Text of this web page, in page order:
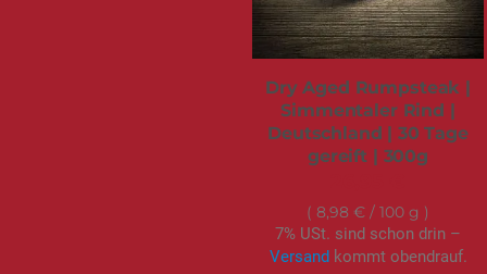
Dry Aged Rumpsteak |
Simmentaler Rind |
Deutschland | 30 Tage
gereift | 300g
8,98 € / 100 g
7% USt. sind schon drin –
Versand kommt obendrauf.